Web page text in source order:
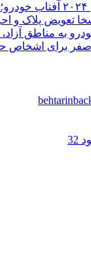
تعویض پلاک و
به مناطق
برای اشخاص